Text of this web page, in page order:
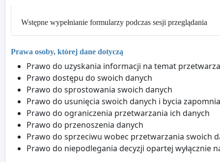
Wstępne wypełnianie formularzy podczas sesji przeglądania
Prawa osoby, której dane dotyczą
Prawo do uzyskania informacji na temat
Prawo dostępu do swoich danych
Prawo do sprostowania swoich danych
Prawo do usunięcia swoich danych i bycia
Prawo do ograniczenia przetwarzania ich danych
Prawo do przenoszenia danych
Prawo do sprzeciwu wobec przetwarzania swoich
Prawo do niepodlegania decyzji opartej wyłącznie